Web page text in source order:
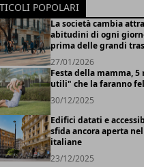
POPOLARI
La società cambia
abitudini di ogni
prima delle grandi
27/01/2026
Festa della mamma, 5
utili" che la faranno
30/12/2025
Edifici datati e
sfida ancora aperta
italiane
23/12/2025